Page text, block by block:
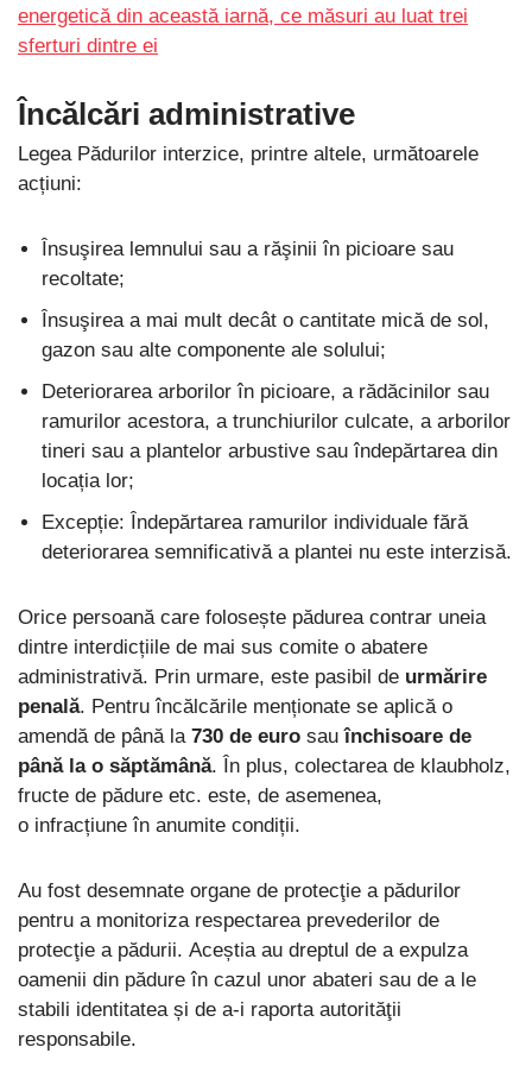
energetică din această iarnă, ce măsuri au luat trei
sferturi dintre ei
Încălcări administrative
Legea Pădurilor interzice, printre altele, următoarele
acțiuni:
Însuşirea lemnului sau a răşinii în picioare sau
recoltate;
Însuşirea a mai mult decât o cantitate mică de sol,
gazon sau alte componente ale solului;
Deteriorarea arborilor în picioare, a rădăcinilor sau
ramurilor acestora, a trunchiurilor culcate, a arborilor
tineri sau a plantelor arbustive sau îndepărtarea din
locația lor;
Excepție: Îndepărtarea ramurilor individuale fără
deteriorarea semnificativă a plantei nu este interzisă.
Orice persoană care folosește pădurea contrar uneia
dintre interdicțiile de mai sus comite o abatere
administrativă. Prin urmare, este pasibil de urmărire
penală. Pentru încălcările menționate se aplică o
amendă de până la 730 de euro sauînchisoare de
până la o săptămână. În plus, colectarea de klaubholz,
fructe de pădure etc. este, de asemenea,
o infracțiune în anumite condiții.
Au fost desemnate organe de protecţie a pădurilor
pentru a monitoriza respectarea prevederilor de
protecţie a pădurii. Aceștia au dreptul de a expulza
oamenii din pădure în cazul unor abateri sau de a le
stabili identitatea și de a-i raporta autorităţii
responsabile.